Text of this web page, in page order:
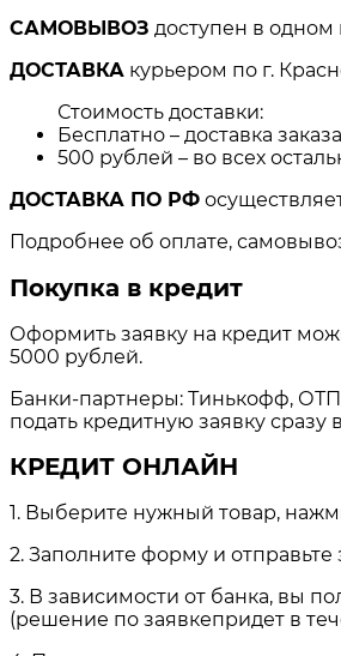
САМОВЫВОЗ доступен в одном
ДОСТАВКА курьером по г.
Стоимость доставки:
Бесплатно – доставка
500 рублей – во всех
ДОСТАВКА ПО РФ
Подробнее об оплате,
Покупка в кредит
Оформить заявку на кредит
5000 рублей.
Банки-партнеры: Тинькофф, ОТП
подать кредитную заявку
КРЕДИТ ОНЛАЙН
1. Выберите нужный товар,
2. Заполните форму и отправьте
3. В зависимости от банка, вы
(решение по заявкепридет в